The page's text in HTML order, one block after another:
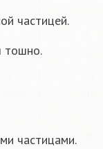
частицей.
тошно.
частицами.